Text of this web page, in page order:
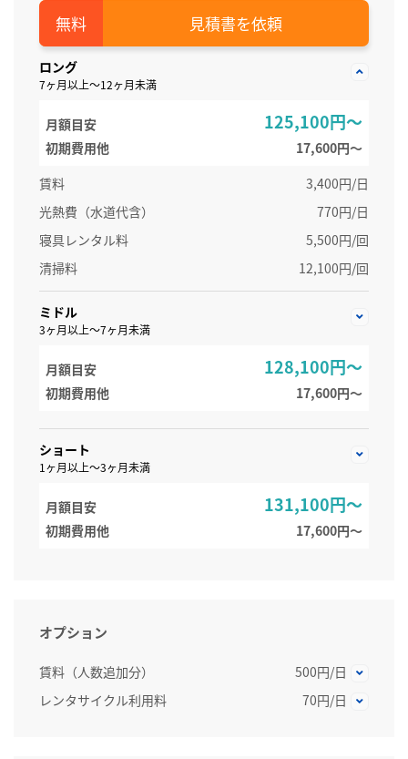
見積書を依頼
ロング
7ヶ月以上～12ヶ月未満
月額目安 125,100円～
初期費用他
17,600円〜
賃料
3,400円/日
光熱費（水道代含）
770円/日
寝具レンタル料
5,500円/回
清掃料
12,100円/回
ミドル
3ヶ月以上～7ヶ月未満
月額目安 128,100円～
初期費用他 17,600円〜
ショート
1ヶ月以上～3ヶ月未満
月額目安 131,100円～
初期費用他 17,600円〜
オプション
賃料（人数追加分）
500円/日
レンタサイクル利用料
70円/日